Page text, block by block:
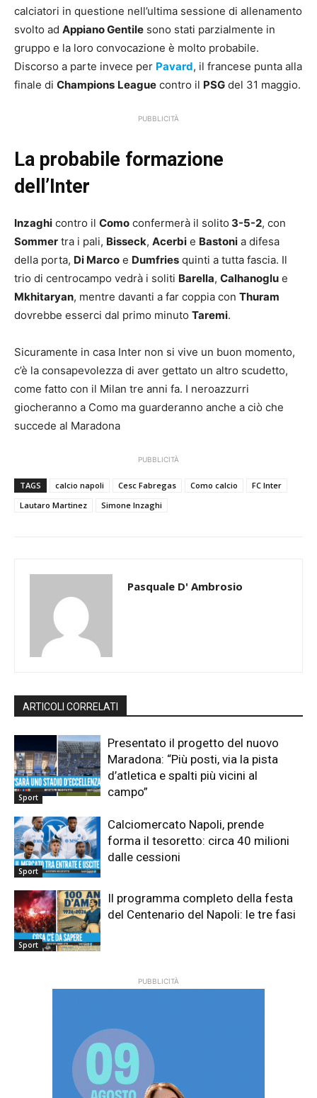
calciatori in questione nell’ultima sessione di allenamento
svolto ad Appiano Gentile sono stati parzialmente in
gruppo e la loro convocazione è molto probabile.
Discorso a parte invece per Pavard, il francese punta alla
finale di Champions League contro il PSG del 31 maggio.
PUBBLICITÀ
La probabile formazione
dell’Inter
Inzaghi contro il Como confermerà il solito 3-5-2, con
Sommer tra i pali, Bisseck, Acerbi e Bastoni a difesa
della porta, Di Marco e Dumfries quinti a tutta fascia. Il
trio di centrocampo vedrà i soliti Barella, Calhanoglu e
Mkhitaryan, mentre davanti a far coppia con Thuram
dovrebbe esserci dal primo minuto Taremi.
Sicuramente in casa Inter non si vive un buon momento,
c’è la consapevolezza di aver gettato un altro scudetto,
come fatto con il Milan tre anni fa. I neroazzurri
giocheranno a Como ma guarderanno anche a ciò che
succede al Maradona
PUBBLICITÀ
TAGS calcio napoli Cesc Fabregas Como calcio
FC Inter
Lautaro Martinez
Simone Inzaghi
Pasquale D' Ambrosio
ARTICOLI CORRELATI
Sport
Presentato il progetto del nuovo
Maradona: “Più posti, via la pista
d’atletica e spalti più vicini al
campo”
Sport
Calciomercato Napoli, prende
forma il tesoretto: circa 40 milioni
dalle cessioni
Sport
Il programma completo della festa
del Centenario del Napoli: le tre fasi
PUBBLICITÀ